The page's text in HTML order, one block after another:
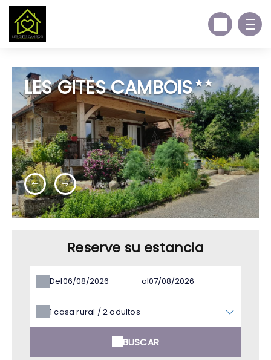
LES GITES CAMBOIS
Reserve su estancia
Del al
1casa rural /2adultos
BUSCAR